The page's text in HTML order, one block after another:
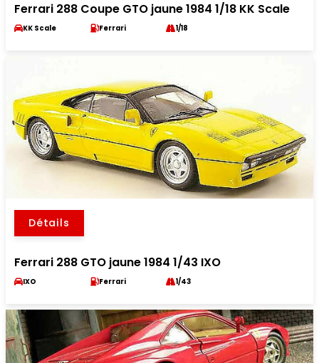
Ferrari 288 Coupe GTO jaune 1984 1/18 KK Scale
KK Scale Ferrari 1/18
Détails
Ferrari 288 GTO jaune 1984 1/43 IXO
IXO Ferrari 1/43